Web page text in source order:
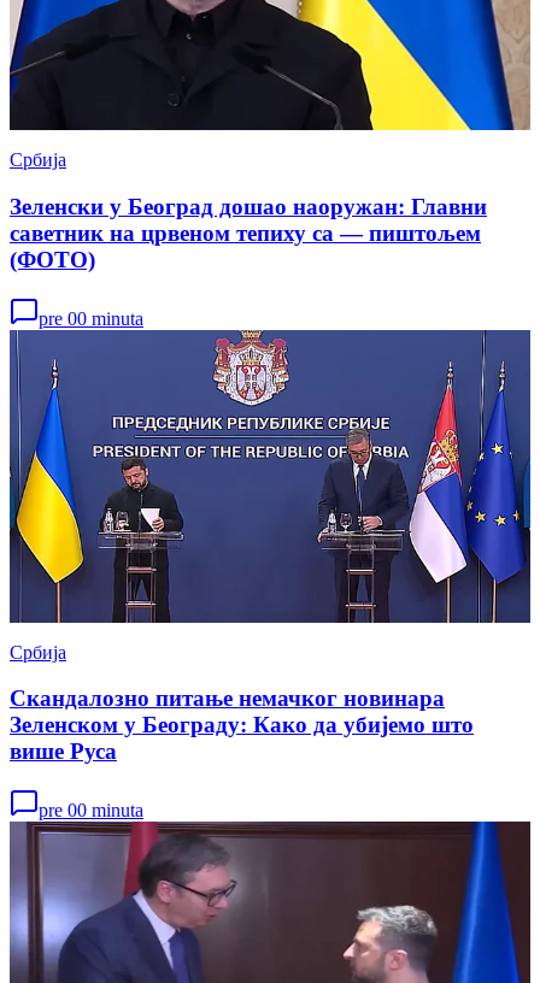
Србија
Зеленски у Београд дошао наоружан: Главни
саветник на црвеном тепиху са — пиштољем
(ФОТО)
pre 00 minuta
Србија
Скандалозно питање немачког новинара
Зеленском у Београду: Како да убијемо што
више Руса
pre 00 minuta